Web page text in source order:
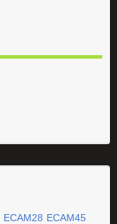
ECAM28 ECAM45